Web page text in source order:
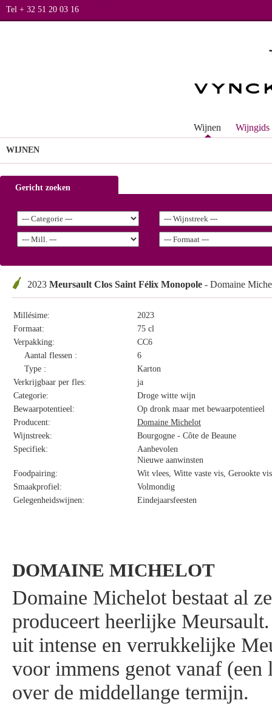
Tel + 32 51 20 03 16
Wijnen Wijngids
WIJNEN
Gericht zoeken
2023 Meursault Clos Saint Félix Monopole - Domaine
Millésime:
2023
Formaat:
75 cl
Verpakking:
CC6
Aantal flessen :
6
Type :
Karton
Verkrijgbaar per fles:
ja
Categorie:
Droge witte wijn
Bewaarpotentieel:
Op dronk maar met bewaarpotentieel
Producent:
Domaine Michelot
Wijnstreek:
Bourgogne - Côte de Beaune
Specifiek:
Aanbevolen
Nieuwe aanwinsten
Foodpairing:
Wit vlees, Witte vaste vis, Gerookte
Smaakprofiel:
Volmondig
Gelegenheidswijnen:
Eindejaarsfeesten
DOMAINE MICHELOT
Domaine Michelot bestaat al
produceert heerlijke
uit intense en verrukkelijke
voor immens genot vanaf (een
over de middellange termijn.